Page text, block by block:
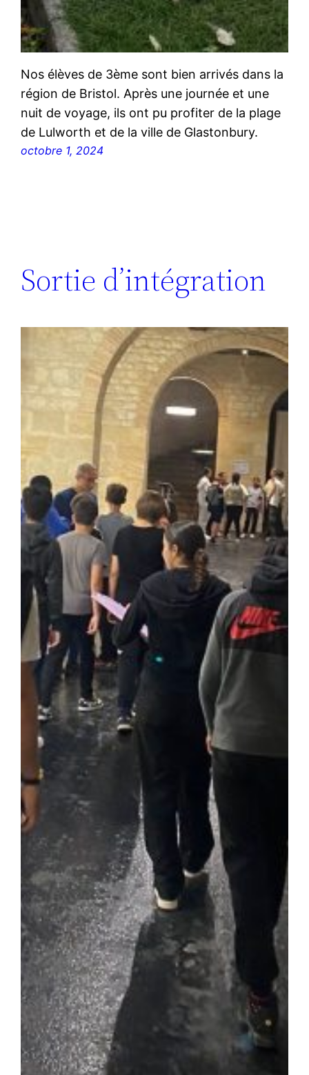
Nos élèves de 3ème sont bien arrivés dans la
région de Bristol. Après une journée et une
nuit de voyage, ils ont pu profiter de la plage
de Lulworth et de la ville de Glastonbury.
octobre 1, 2024
Sortie d’intégration